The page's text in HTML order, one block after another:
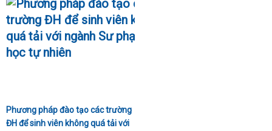
Phương pháp đào tạo các trường
ĐH để sinh viên không quá tải với